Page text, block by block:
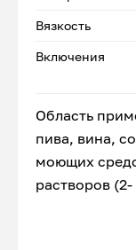
Вязкость
Включения
Область
пива, вина,
моющих
растворов